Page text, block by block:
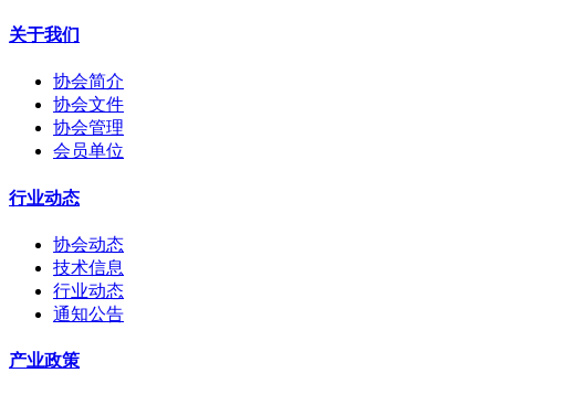
关于我们
协会简介
协会文件
协会管理
会员单位
行业动态
协会动态
技术信息
行业动态
通知公告
产业政策